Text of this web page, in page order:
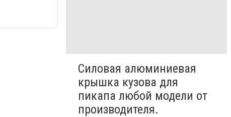
Силовая алюминиевая
крышка кузова для
пикапа любой модели от
производителя.